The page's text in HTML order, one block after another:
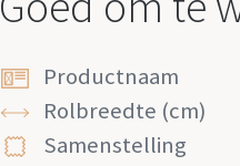
Productnaam
Rolbreedte (cm)
Samenstelling